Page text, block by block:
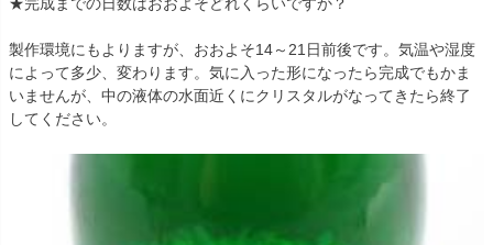
★完成までの日数はおおよそどれくらいですか？
製作環境にもよりますが、おおよそ14～21日前後です。気温や湿度
によって多少、変わります。気に入った形になったら完成でもかま
いませんが、中の液体の水面近くにクリスタルがなってきたら終了
してください。